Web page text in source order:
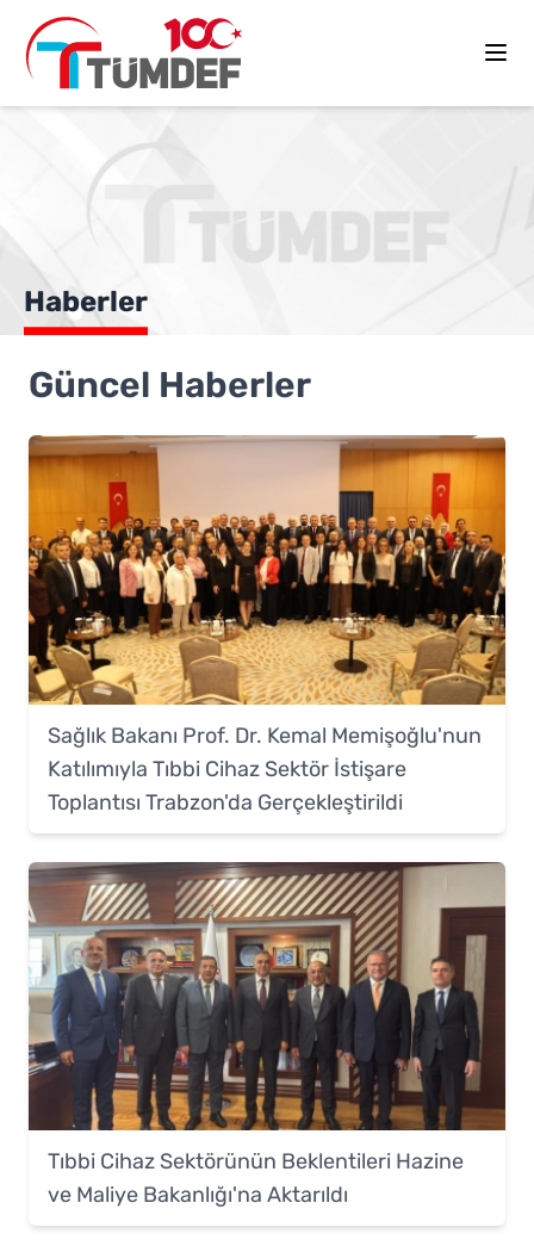
Haberler
Güncel Haberler
Sağlık Bakanı Prof. Dr. Kemal Memişoğlu'nun
Katılımıyla Tıbbi Cihaz Sektör İstişare
Toplantısı Trabzon'da Gerçekleştirildi
Tıbbi Cihaz Sektörünün Beklentileri Hazine
ve Maliye Bakanlığı'na Aktarıldı